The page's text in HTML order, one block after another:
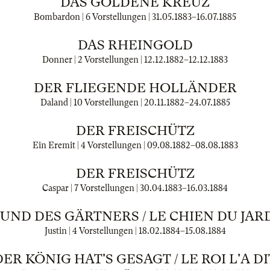
Bombardon | 6 Vorstellungen | 31.05.1883–16.07.1885
DAS RHEINGOLD
Donner | 2 Vorstellungen | 12.12.1882–12.12.1883
DER FLIEGENDE HOLLÄNDER
Daland | 10 Vorstellungen | 20.11.1882–24.07.1885
DER FREISCHÜTZ
Ein Eremit | 4 Vorstellungen | 09.08.1882–08.08.1883
DER FREISCHÜTZ
Caspar | 7 Vorstellungen | 30.04.1883–16.03.1884
DES GÄRTNERS / LE CHIEN DU
Justin | 4 Vorstellungen | 18.02.1884–15.08.1884
KÖNIG HAT'S GESAGT / LE ROI L'A